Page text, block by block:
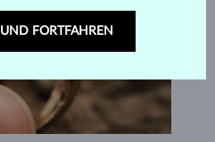
FORTFAHREN